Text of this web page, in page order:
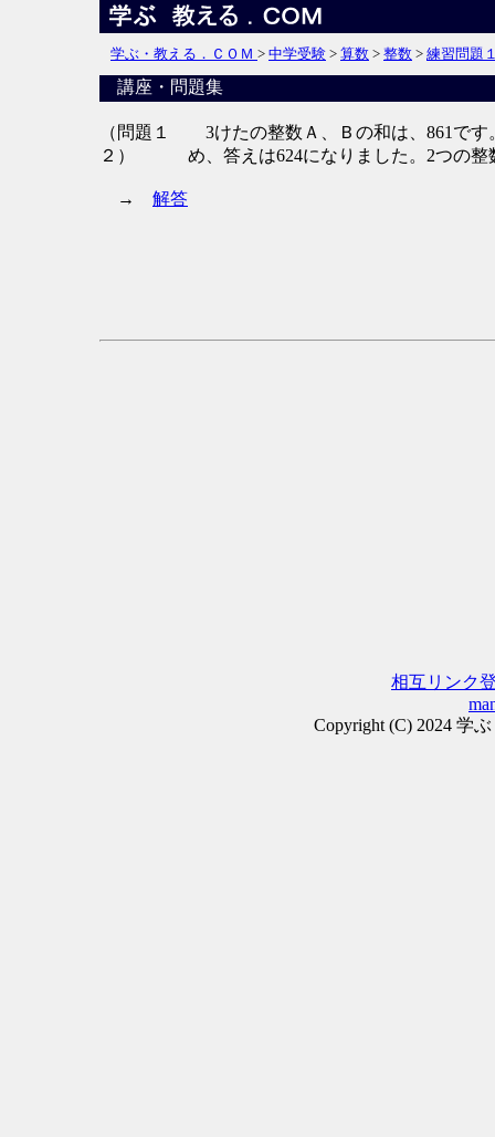
学ぶ・教える．ＣＯＭ > 中学受験 > 算数 > 整数 > 練習問題
講座・問題集
（問題１
２）
3けたの整数Ａ、Ｂの和は、861で
め、答えは624になりました。2つの
→ 解答
相互リンク
Copyright (C) 2024 学